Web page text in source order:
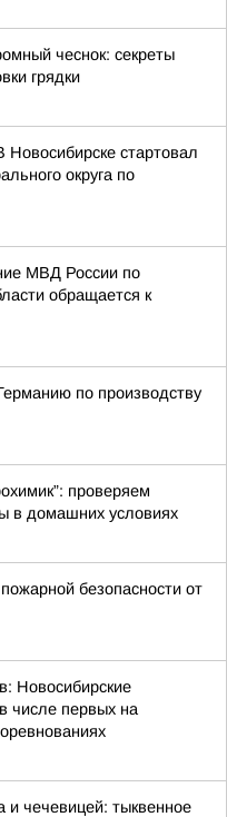
чеснок: секреты
грядки
Новосибирске стартовал
округа по
МВД России по
обращается к
по производству
проверяем
в домашних условиях
безопасности от
Новосибирские
числе первых на
и чечевицей: тыквенное